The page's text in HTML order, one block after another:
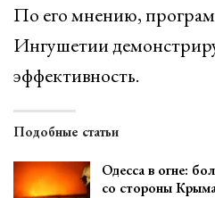
По его мнению,
Ингушетии
эффективность.
Подобные статьи
Одесса в огне:
со стороны